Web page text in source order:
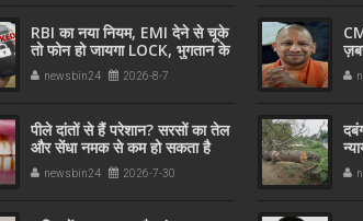
RBI का नया नियम, EMI देने से चूके
तो फोन हो जायगा LOCK, भुगतान के
बाद इतनी देर में होगा अनलॉक
newsbin24 2026-8-7
पीले दांतों से हैं परेशान? सरसों का तेल
और सेंधा नमक से कम हो सकता है
पीलापन,
newsbin24 2026-7-30